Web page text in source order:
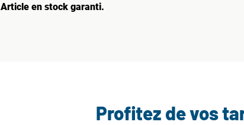
Article en stock garanti.
Profitez de vos